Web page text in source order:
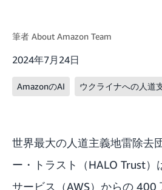
筆者 About Amazon Team
2024年7月24日
AmazonのAI ウクライナへの人道
世界最大の人道主義地雷除去
ー・トラスト（HALO Trust）
サービス（AWS）からの 400